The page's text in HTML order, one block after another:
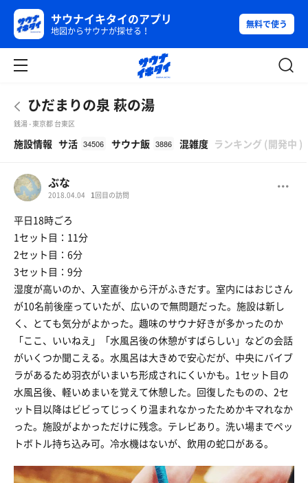
サウナイキタイのアプリ
地図からサウナが探せる！
無料で使う
ひだまりの泉 萩の湯
銭湯 - 東京都 台東区
施設情報 サ活 34506 サウナ飯 3886 混雑度 ランキング (開発中 )
ぶな
2018.04.04 1 回目の訪問
平日18時ごろ
1セット目：11分
2セット目：6分
3セット目：9分
湿度が高いのか、入室直後から汗がふきだす。室内にはおじさん
が10名前後座っていたが、広いので無問題だった。施設は新し
く、とても気分がよかった。趣味のサウナ好きが多かったのか
「ここ、いいねえ」「水風呂後の休憩がすばらしい」などの会話
がいくつか聞こえる。水風呂は大きめで安心だが、中央にバイブ
ラがあるため羽衣がいまいち形成されにくいかも。1セット目の
水風呂後、軽いめまいを覚えて休憩した。回復したものの、2セ
ット目以降はビビってじっくり温まれなかったためかキマれなか
った。施設がよかっただけに残念。テレビあり。洗い場までペッ
トボトル持ち込み可。冷水機はないが、飲用の蛇口がある。